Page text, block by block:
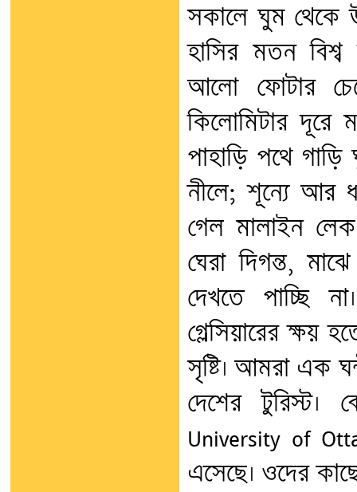
সকালে ঘুম থেকে
হাসির মতন
আলো ফোটার
কিলোমিটার দূরে
পাহাড়ি পথে
নীলে; শূন্যে আর
গেল মালাইন
ঘেরা দিগন্ত,
দেখতে পাচ্ছি
গ্লেসিয়ারের
সৃষ্টি। আমরা এক
দেশের
University of
এসেছে। ওদের